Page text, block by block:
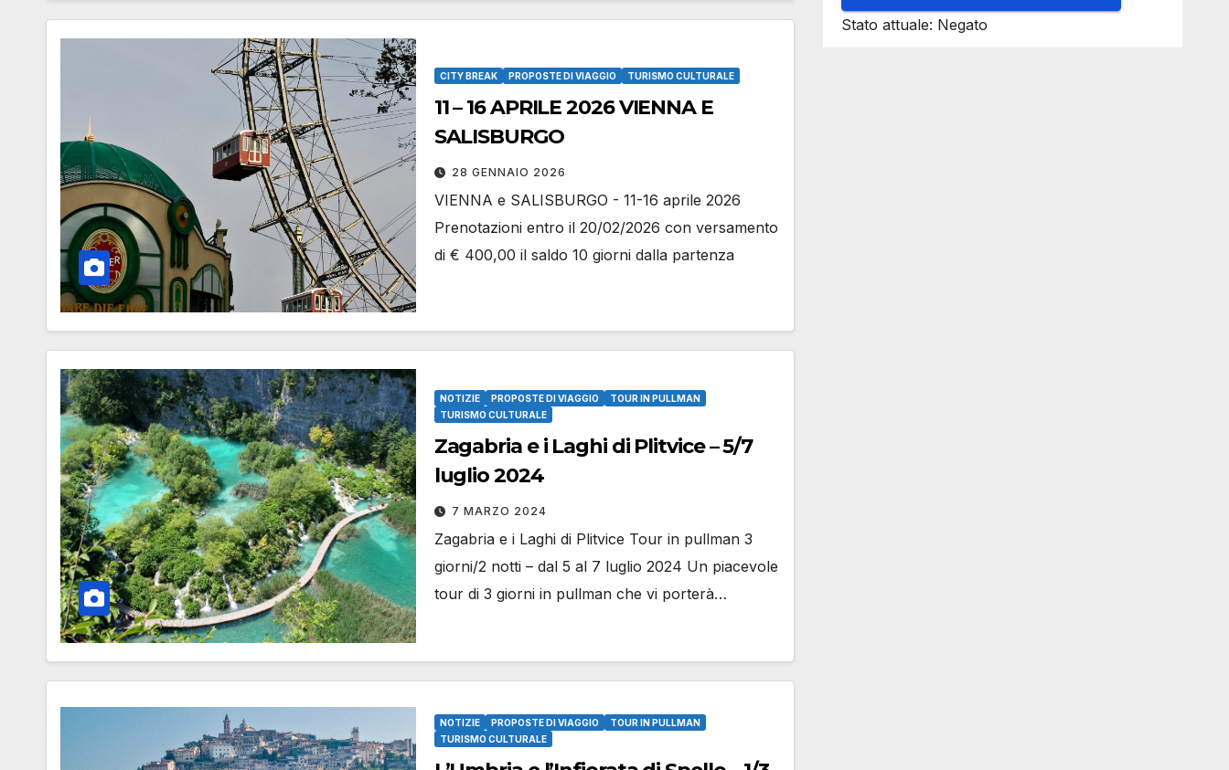
CITY BREAK PROPOSTE DI VIAGGIO TURISMO CULTURALE
11 – 16 APRILE 2026 VIENNA E
SALISBURGO
28 GENNAIO 2026
VIENNA e SALISBURGO - 11-16 aprile 2026
Prenotazioni entro il 20/02/2026 con versamento
di € 400,00 il saldo 10 giorni dalla partenza
NOTIZIE PROPOSTE DI VIAGGIO
TOUR IN PULLMAN
TURISMO CULTURALE
Zagabria e i Laghi di Plitvice – 5/7
luglio 2024
7 MARZO 2024
Zagabria e i Laghi di Plitvice Tour in pullman 3
giorni/2 notti – dal 5 al 7 luglio 2024 Un piacevole
tour di 3 giorni in pullman che vi porterà…
NOTIZIE PROPOSTE DI VIAGGIO
TOUR IN PULLMAN
TURISMO CULTURALE
Stato attuale: Negato